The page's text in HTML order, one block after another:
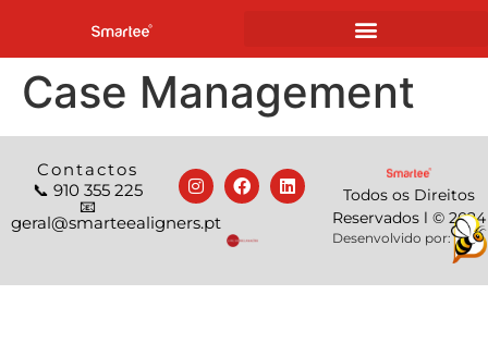
Case Management
Contactos
📞 910 355 225
📧
geral@smarteealigners.pt
Todos os Direitos
Reservados l © 2024
Desenvolvido por: